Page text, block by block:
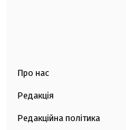
Про нас
Редакція
Редакційна політика